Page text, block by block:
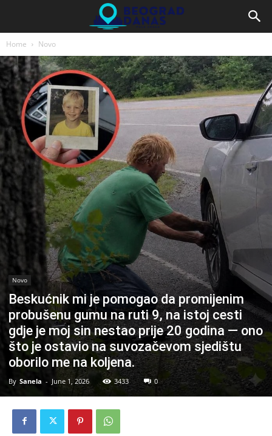
Home Novo
Novo
Beskućnik mi je pomogao da promijenim
probušenu gumu na ruti 9, na istoj cesti
gdje je moj sin nestao prije 20 godina — ono
što je ostavio na suvozačevom sjedištu
oborilo me na koljena.
By Sanela - June 1, 2026 3433 0